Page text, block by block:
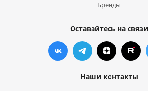
Бренды
Оставайтесь на связи
Наши контакты